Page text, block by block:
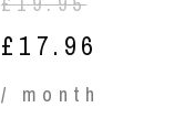
was:
£ 17.96
is:
/ month